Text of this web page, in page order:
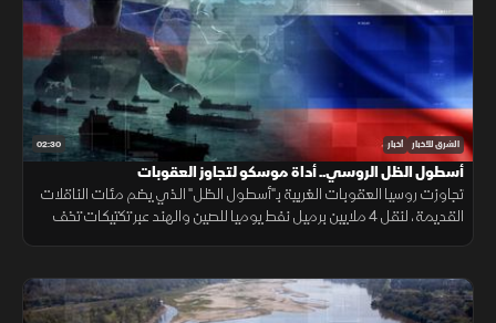
02:30 الشرق للأخبار أخبار
أسطول الظل الروسي.. أداة موسكو لتجاوز العقوبات
تجاوزت روسيا العقوبات الغربية بـ"أسطول الظل" الذي يضم مئات الناقلات
القديمة، لنقل 4 ملايين برميل نفط يوميا للصين والهند عبر تكتيكات تخف